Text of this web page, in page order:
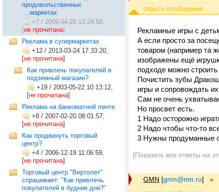
продовольственных
....маркетах
+7 / 2006-04-28 13:24:50,
[не прочитана]
Реклама в супермаркетах
+12 / 2013-03-24 17:33:20,
[не прочитана]
Как привлечь покупателей в
подземный магазин?
+19 / 2003-05-22 10:13:12,
[не прочитана]
Реклама на банкоматной ленте
+8 / 2007-02-20 08:01:57,
[не прочитана]
Как продвинуть торговый
центр?
+4 / 2006-12-19 11:06:59,
[не прочитана]
Торговый центр "Вертолет"
спрашивает: "Как привлечь
покупателей в будние дни?"
Рекламные игры с
А если просто за
товаром (например та
изображены ещё
подходе можно
Почистить зубы
игры и сопровождать
Сам не очень
Но просвет есть.
1 Надо осторожно
2 Надо чтобы что-то
3 Нужны продуманные
[Показать все ответы на
GMN [gmn@nm.ru] »